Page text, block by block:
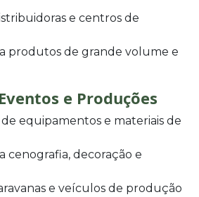
e centros de
produtos de grande volume e
e Produções
equipamentos e materiais de
cenografia, decoração e
e veículos de produção